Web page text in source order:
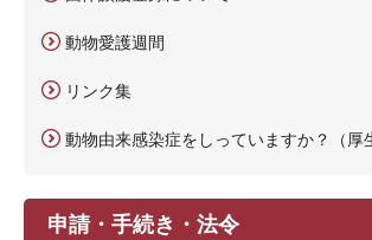
動物愛護週間
リンク集
動物由来感染症をしっていますか？（厚
申請・手続き・法令